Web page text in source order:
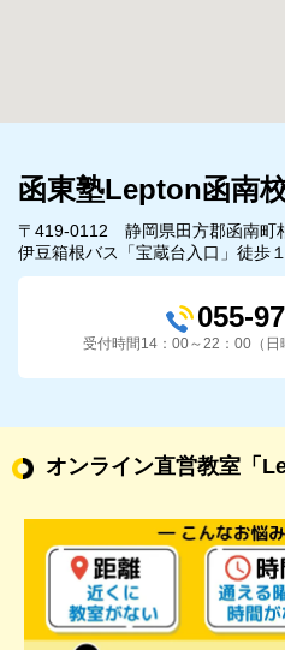
函東塾Lepton函南
〒419-0112 静岡県田方郡函南町
伊豆箱根バス「宝蔵台入口」徒歩
055-
受付時間14：00～22：00（日
オンライン直営教室 「